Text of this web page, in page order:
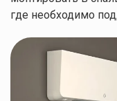
где необходимо